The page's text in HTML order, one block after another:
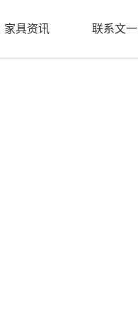
家具资讯 联系文一